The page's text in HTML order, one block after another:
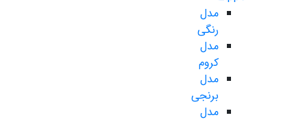
مدل
رنگی
مدل
کروم
مدل
برنجی
مدل